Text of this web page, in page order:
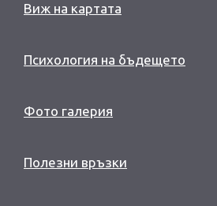
Виж на картата
Психология на бъдещето
Фото галерия
Полезни връзки